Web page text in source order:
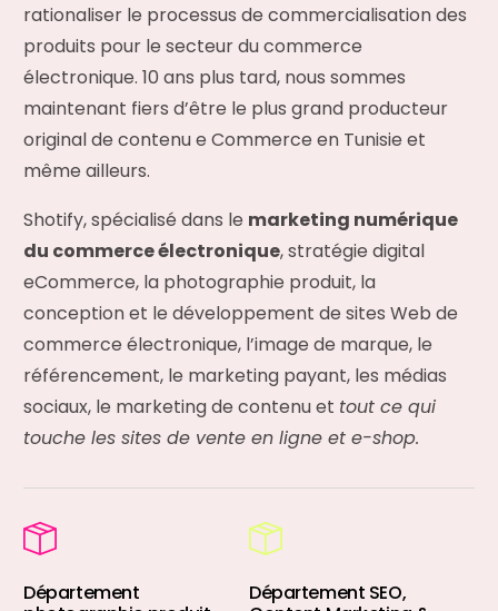
rationaliser le processus de commercialisation des
produits pour le secteur du commerce
électronique. 10 ans plus tard, nous sommes
maintenant fiers d’être le plus grand producteur
original de contenu e Commerce en Tunisie et
même ailleurs.
Shotify, spécialisé dans le marketing numérique
du commerce électronique, stratégie digital
eCommerce, la photographie produit, la
conception et le développement de sites Web de
commerce électronique, l’image de marque, le
référencement, le marketing payant, les médias
sociaux, le marketing de contenu et tout ce qui
touche les sites de vente en ligne et e-shop.
Département
Département SEO,